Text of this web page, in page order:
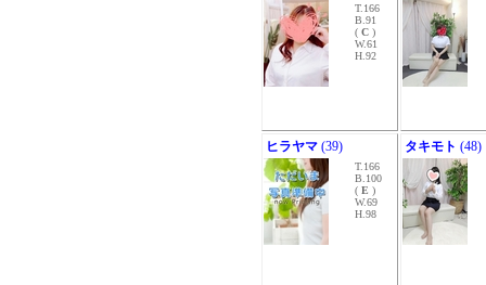
T.166
B.91
( C )
W.61
H.92
ヒラヤマ (39)
T.166
B.100
( E )
W.69
H.98
タキモト (48)